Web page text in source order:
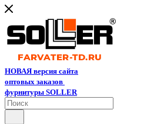
НОВАЯ версия сайта
оптовых заказов
фурнитуры SOLLER